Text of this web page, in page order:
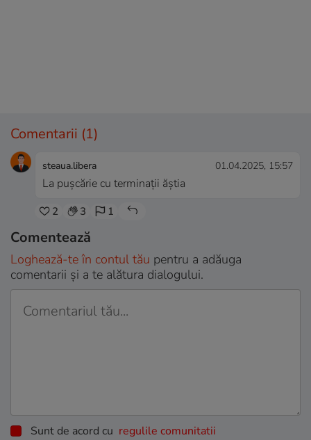
Comentarii (1)
steaua.libera 01.04.2025, 15:57
La pușcărie cu terminații ăștia
2 3 1
Comentează
Loghează-te în contul tău pentru a adăuga
comentarii și a te alătura dialogului.
Sunt de acord cu regulile comunitatii